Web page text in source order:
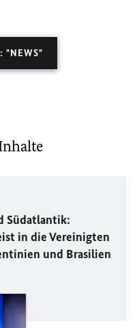
"NEWS"
Südatlantik:
in die Vereinigten
und Brasilien